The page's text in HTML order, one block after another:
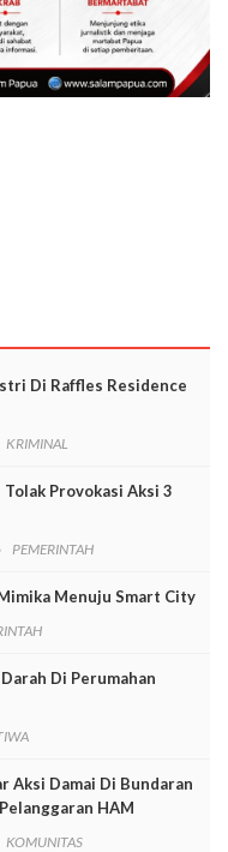
Di Raffles Residence
KRIMINAL
Tolak Provokasi Aksi 3
PEMERINTAH
Menuju Smart City
Di Perumahan
Aksi Damai Di Bundaran
HAM
KOMUNITAS